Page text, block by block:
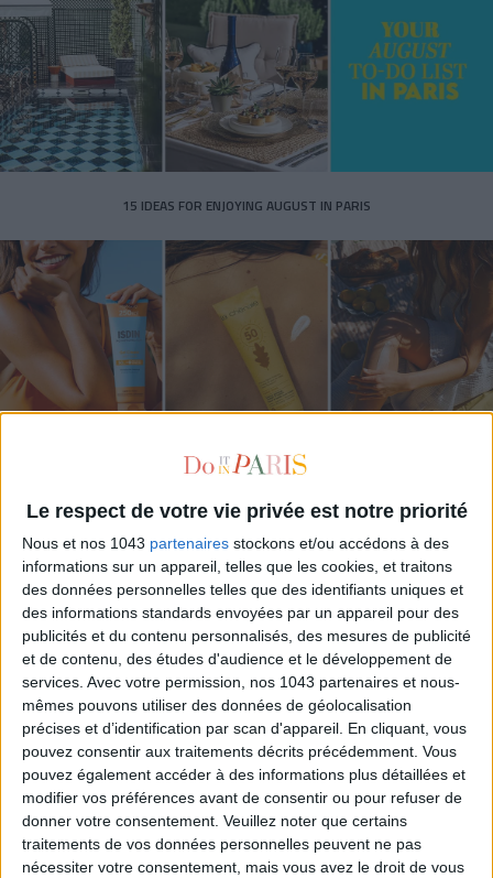
Le respect de votre vie privée est notre priorité
Nous et nos 1043 partenaires stockons et/ou accédons à des
informations sur un appareil, telles que les cookies, et traitons
des données personnelles telles que des identifiants uniques et
des informations standards envoyées par un appareil pour des
publicités et du contenu personnalisés, des mesures de publicité
et de contenu, des études d'audience et le développement de
services. Avec votre permission, nos 1043 partenaires et nous-
mêmes pouvons utiliser des données de géolocalisation
précises et d’identification par scan d'appareil. En cliquant, vous
pouvez consentir aux traitements décrits précédemment. Vous
pouvez également accéder à des informations plus détaillées et
modifier vos préférences avant de consentir ou pour refuser de
donner votre consentement. Veuillez noter que certains
traitements de vos données personnelles peuvent ne pas
nécessiter votre consentement, mais vous avez le droit de vous
15 IDEAS FOR ENJOYING AUGUST IN PARIS
THE BEST HOTELS FOR A SPA AND GASTRONOMY WEEKEND